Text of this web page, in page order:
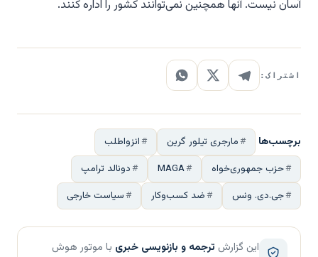
آسان نیست. آنها همچنین نمی‌توانند کشور را اداره کنند.
اشتراک:
برچسب‌ها مارجری تیلور گرین
انزواطلب
حزب جمهوری‌خواه
MAGA
دونالد ترامپ
جی.دی. ونس
ضد کسب‌وکار سیاست خارجی
این گزارش ترجمه و بازنویسی خبری با موتور هوش